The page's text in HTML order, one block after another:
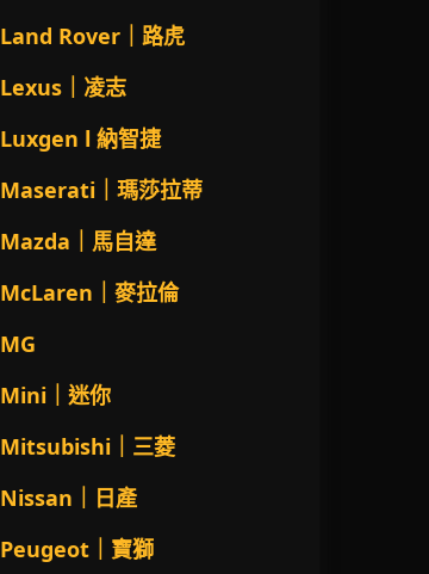
Land Rover｜路虎
Lexus｜凌志
Luxgen l 納智捷
Maserati｜瑪莎拉蒂
Mazda｜馬自達
McLaren｜麥拉倫
MG
Mini｜迷你
Mitsubishi｜三菱
Nissan｜日產
Peugeot｜寶獅